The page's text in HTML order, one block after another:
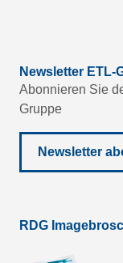
Newsletter ETL-
Abonnieren Sie
Gruppe
Newsletter
RDG